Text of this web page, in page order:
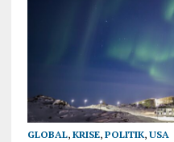
GLOBAL, KRISE, POLITIK, USA